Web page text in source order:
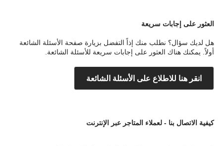
العثور على إجابات سريعة
هل لديك سؤال؟ نطلب منك إذاً التفضل بزيارة صفحة الأسئلة الشائعة
أولاً. يمكنك هناك العثور على إجابات سريعة للأسئلة الشائعة.
انقر هنا للاطلاع على الأسئلة الشائعة
كيفية الاتصال بنا - لعملاء المتاجر عبر الإنترنت